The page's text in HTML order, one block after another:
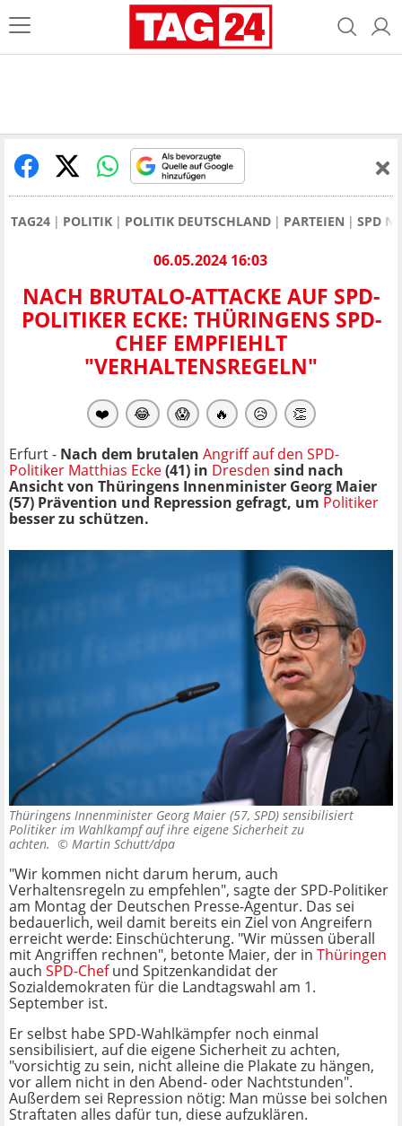
TAG24 POLITIK POLITIK DEUTSCHLAND PARTEIEN SPD
06.05.2024 16:03
NACH BRUTALO-ATTACKE AUF SPD-
POLITIKER ECKE: THÜRINGENS SPD-
CHEF EMPFIEHLT
"VERHALTENSREGELN"
❤️ 😂 😱 🔥 😥 👏
Erfurt - Nach dem brutalen Angriff auf den SPD-
Politiker Matthias Ecke(41) in Dresden sind nach
Ansicht von Thüringens Innenminister Georg Maier
(57) Prävention und Repression gefragt, um Politiker
besser zu schützen.
Thüringens Innenminister Georg Maier (57, SPD) sensibilisiert
Politiker im Wahlkampf auf ihre eigene Sicherheit zu
achten. © Martin Schutt/dpa
"Wir kommen nicht darum herum, auch
Verhaltensregeln zu empfehlen", sagte der SPD-Politiker
am Montag der Deutschen Presse-Agentur. Das sei
bedauerlich, weil damit bereits ein Ziel von Angreifern
erreicht werde: Einschüchterung. "Wir müssen überall
mit Angriffen rechnen", betonte Maier, der in Thüringen
auch SPD-Chefund Spitzenkandidat der
Sozialdemokraten für die Landtagswahl am 1.
September ist.
Er selbst habe SPD-Wahlkämpfer noch einmal
sensibilisiert, auf die eigene Sicherheit zu achten,
"vorsichtig zu sein, nicht alleine die Plakate zu hängen,
vor allem nicht in den Abend- oder Nachtstunden".
Außerdem sei Repression nötig: Man müsse bei solchen
Straftaten alles dafür tun, diese aufzuklären.